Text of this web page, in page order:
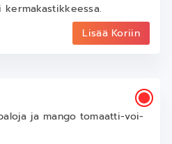
Lisää Koriin
ja mango tomaatti-voi-